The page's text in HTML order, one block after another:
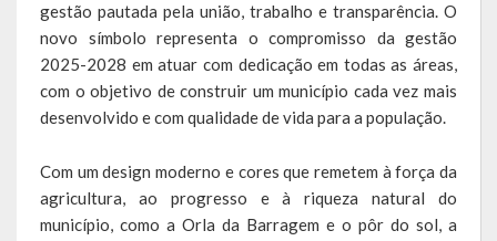
Escola Municipal De Ensino Fundamental João Alfredo Sachser
Escola Municipal De Ensino Fundamental Osvaldo Cruz
Agricultura
Fazenda
Obras e Viação
gestão pautada pela união, trabalho e transparência. O
novo símbolo representa o compromisso da gestão
2025-2028 em atuar com dedicação em todas as áreas,
com o objetivo de construir um município cada vez mais
desenvolvido e com qualidade de vida para a população.
Com um design moderno e cores que remetem à força da
agricultura, ao progresso e à riqueza natural do
município, como a Orla da Barragem e o pôr do sol, a